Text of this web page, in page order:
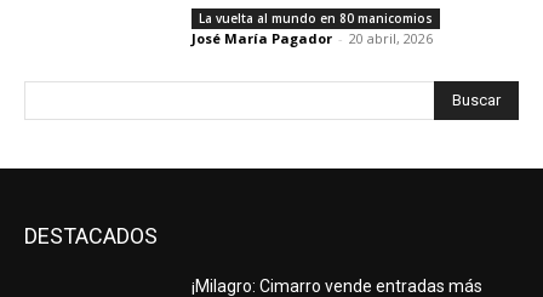
La vuelta al mundo en 80 manicomios
José María Pagador - 20 abril, 2026
Buscar
DESTACADOS
¡Milagro: Cimarro vende entradas más